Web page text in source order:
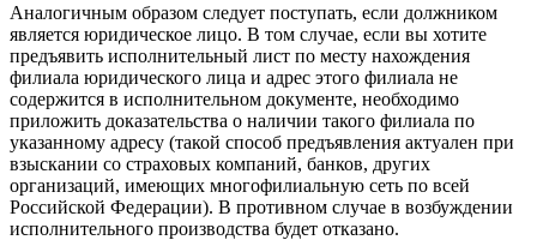
Аналогичным образом следует поступать, если должником
является юридическое лицо. В том случае, если вы хотите
предъявить исполнительный лист по месту нахождения
филиала юридического лица и адрес этого филиала не
содержится в исполнительном документе, необходимо
приложить доказательства о наличии такого филиала по
указанному адресу (такой способ предъявления актуален при
взыскании со страховых компаний, банков, других
организаций, имеющих многофилиальную сеть по всей
Российской Федерации). В противном случае в возбуждении
исполнительного производства будет отказано.